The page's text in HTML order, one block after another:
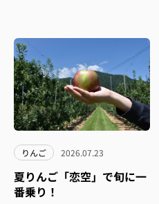
りんご 2026.07.23
夏りんご「恋空」で旬に一
番乗り！